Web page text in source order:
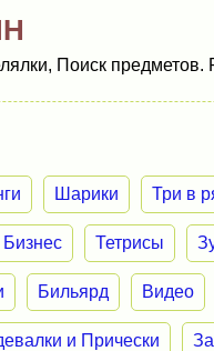
Поиск предметов.
Шарики Три в
Бизнес Тетрисы
Бильярд Видео
и Прически